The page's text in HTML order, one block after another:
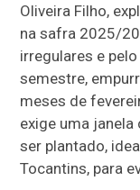
Oliveira Filho,
na safra 2025/
irregulares e
semestre,
meses de
exige uma
ser plantado,
Tocantins, para